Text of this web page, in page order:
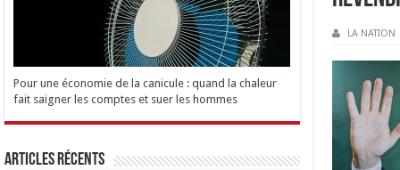
LA NATION
Pour une économie de la canicule : quand la chaleur
fait saigner les comptes et suer les hommes
Articles Récents